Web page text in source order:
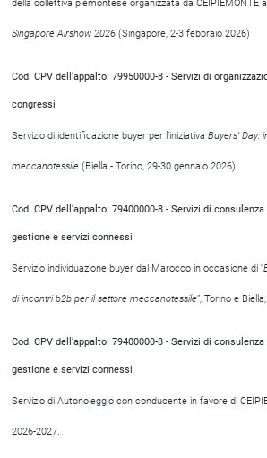
della collettiva piemontese organizzata da CEIPIEMONTE
Singapore Airshow 2026 (Singapore, 2-3 febbraio 2026)
Cod. CPV dell’appalto: 79950000-8 - Servizi di
congressi
Servizio di identificazione buyer per l’iniziativa Buyers’ Day:
meccanotessile (Biella - Torino, 29-30 gennaio 2026).
Cod. CPV dell’appalto: 79400000-8 - Servizi di
gestione e servizi connessi
Servizio individuazione buyer dal Marocco in occasione di “
di incontri b2b per il settore meccanotessile”, Torino e
Cod. CPV dell’appalto: 79400000-8 - Servizi di
gestione e servizi connessi
Servizio di Autonoleggio con conducente in favore di
2026-2027.